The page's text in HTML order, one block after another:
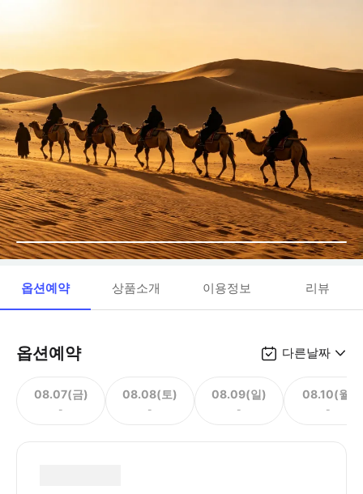
옵션예약 상품소개 이용정보 리뷰
옵션예약 다른날짜
08.07(금)
-
08.08(토)
-
08.09(일)
-
08.10(월)
-